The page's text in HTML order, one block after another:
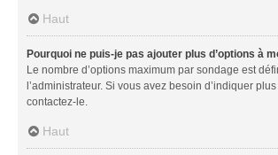
Haut
Pourquoi ne puis-je pas ajouter plus d’options à
Le nombre d’options maximum par sondage est
l’administrateur. Si vous avez besoin d’indiquer plus
contactez-le.
Haut